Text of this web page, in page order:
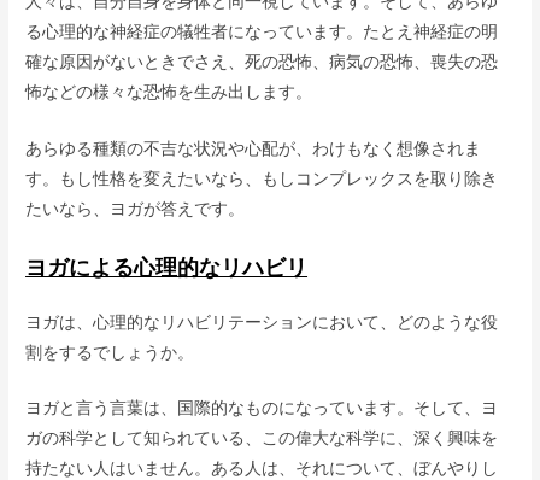
る心理的な神経症の犠牲者になっています。たとえ神経症の明
確な原因がないときでさえ、死の恐怖、病気の恐怖、喪失の恐
怖などの様々な恐怖を生み出します。
あらゆる種類の不吉な状況や心配が、わけもなく想像されま
す。もし性格を変えたいなら、もしコンプレックスを取り除き
たいなら、ヨガが答えです。
ヨガによる心理的なリハビリ
ヨガは、心理的なリハビリテーションにおいて、どのような役
割をするでしょうか。
ヨガと言う言葉は、国際的なものになっています。そして、ヨ
ガの科学として知られている、この偉大な科学に、深く興味を
持たない人はいません。ある人は、それについて、ぼんやりし